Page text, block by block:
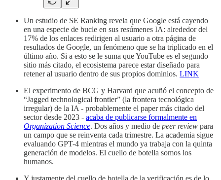
Un estudio de SE Ranking revela que Google está cayendo
en una especie de bucle en sus resúmenes IA: alrededor del
17% de los enlaces redirigen al usuario a otra página de
resultados de Google, un fenómeno que se ha triplicado en el
último año. Si a esto se le suma que YouTube es el segundo
sitio más citado, el ecosistema parece estar diseñado para
retener al usuario dentro de sus propios dominios. LINK
El experimento de BCG y Harvard que acuñó el concepto de
“Jagged technological frontier” (la frontera tecnológica
irregular) de la IA - probablemente el paper más citado del
sector desde 2023 - acaba de publicarse formalmente en
Organization Science. Dos años y medio de peer review para
un campo que se reinventa cada trimestre. La academia sigue
evaluando GPT-4 mientras el mundo ya trabaja con la quinta
generación de modelos. El cuello de botella somos los
humanos.
Y justamente del cuello de botella de la verificación es de lo